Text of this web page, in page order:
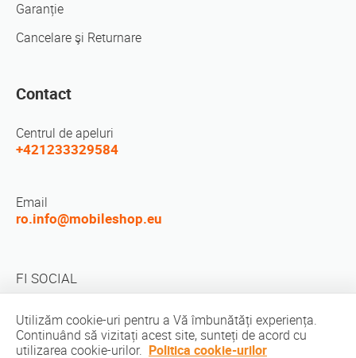
Garanție
Cancelare şi Returnare
Contact
Centrul de apeluri
+421233329584
Email
ro.info@mobileshop.eu
FI SOCIAL
Utilizăm cookie-uri pentru a Vă îmbunătăți experiența.
Continuând să vizitați acest site, sunteți de acord cu
utilizarea cookie-urilor. Politica cookie-urilor